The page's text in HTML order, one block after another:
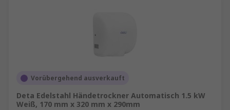
Vorübergehend ausverkauft
Deta Edelstahl Händetrockner Automatisch 1.5 kW
Weiß, 170 mm x 320 mm x 290mm